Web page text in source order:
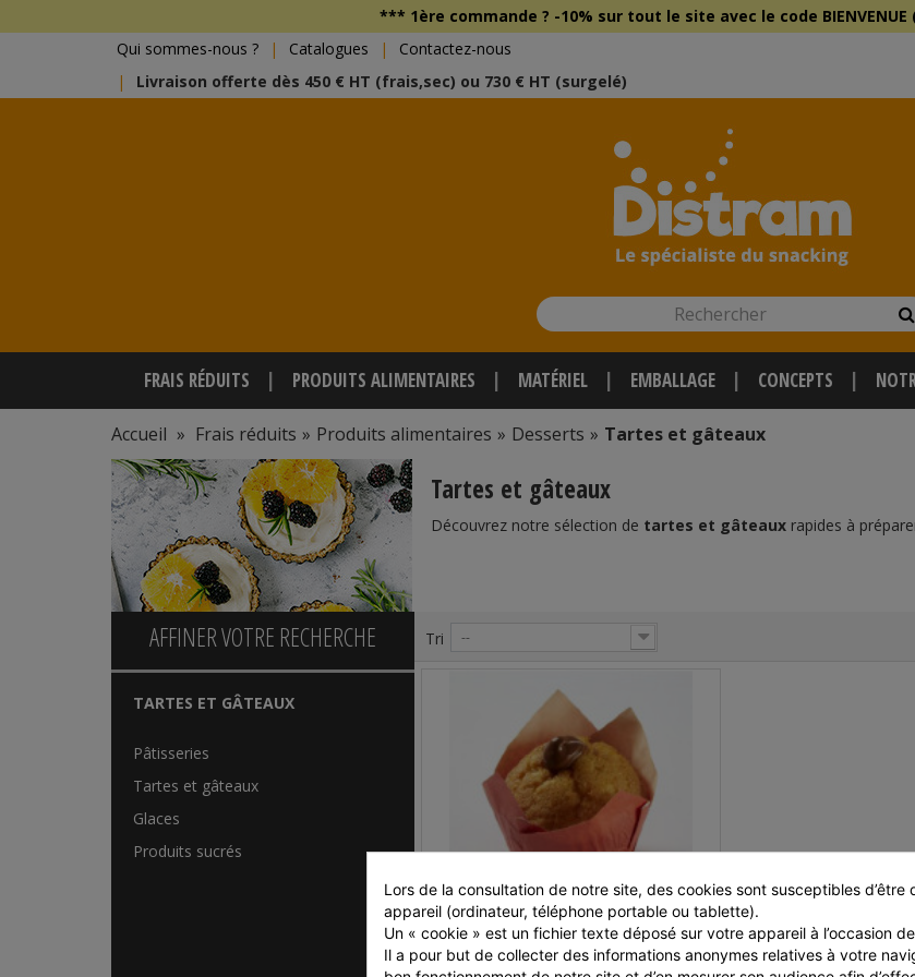
*** 1ère commande ? -10% sur tout le site avec le code
Qui sommes-nous ?
Catalogues
Contactez-nous
Livraison offerte dès 450 € HT (frais,sec) ou 730 € HT (surgelé)
Rechercher
FRAIS RÉDUITS PRODUITS ALIMENTAIRES MATÉRIEL EMBALLAGE CONCEPTS
Accueil » Frais réduits » Produits alimentaires » Desserts » Tartes et gâteaux
Tartes et gâteaux
Découvrez notre sélection de tartes et gâteauxrapides à
AFFINER VOTRE RECHERCHE
TARTES ET GÂTEAUX
Pâtisseries
Tartes et gâteaux
Glaces
Produits sucrés
Tri --
MUFFIN PÂTE CHOCO NOISETTE 80
G - PAR 20
Lors de la consultation de notre site, des cookies sont susceptibles d’être
appareil (ordinateur, téléphone portable ou tablette).
Un « cookie » est un fichier texte déposé sur votre appareil à l’occasion
Il a pour but de collecter des informations anonymes relatives à votre